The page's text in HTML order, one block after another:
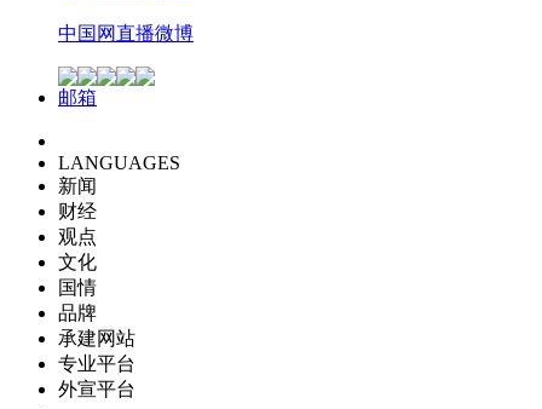
中国网直播微博
邮箱
LANGUAGES
新闻
财经
观点
文化
国情
品牌
承建网站
专业平台
外宣平台